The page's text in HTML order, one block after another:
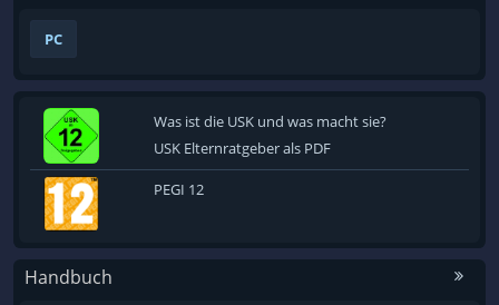
PC
Was ist die USK und was macht sie?
USK Elternratgeber als PDF
PEGI 12
Handbuch